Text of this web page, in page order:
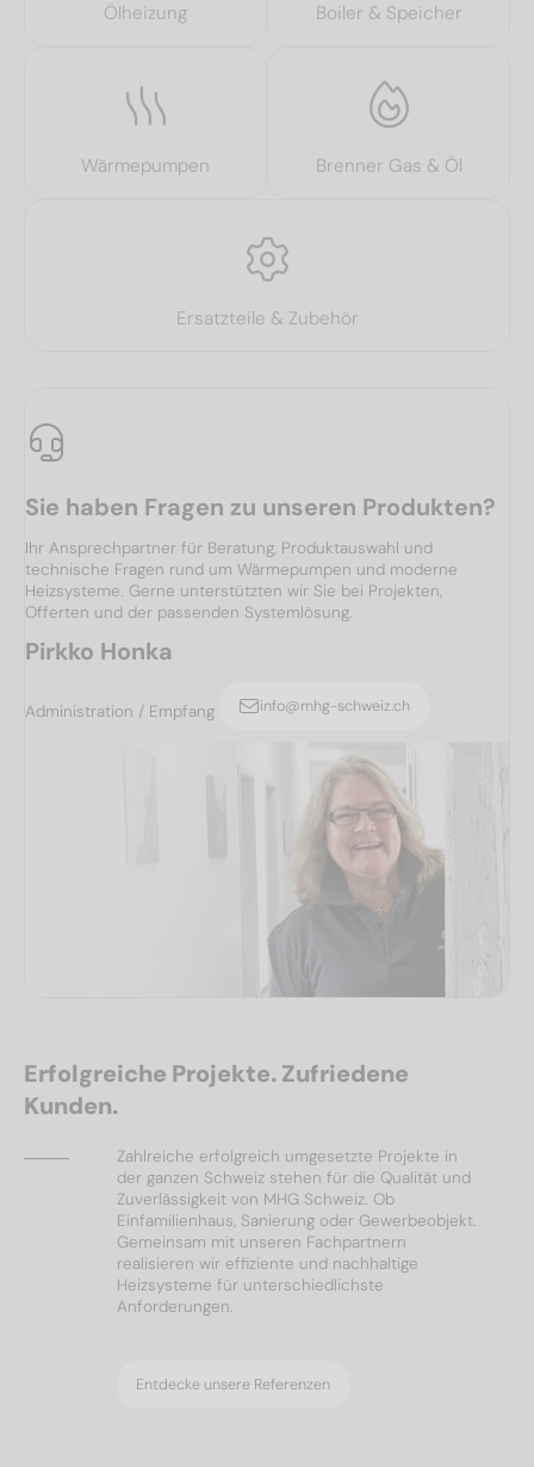
Ölheizung Boiler & Speicher
Wärmepumpen Brenner Gas & Öl
Ersatzteile & Zubehör
Sie haben Fragen zu unseren Produkten?
Ihr Ansprechpartner für Beratung, Produktauswahl und
technische Fragen rund um Wärmepumpen und moderne
Heizsysteme. Gerne unterstützten wir Sie bei Projekten,
Offerten und der passenden Systemlösung.
Pirkko Honka
Administration / Empfang info@mhg-schweiz.ch
Erfolgreiche Projekte. Zufriedene
Kunden.
Zahlreiche erfolgreich umgesetzte Projekte in
der ganzen Schweiz stehen für die Qualität und
Zuverlässigkeit von MHG Schweiz. Ob
Einfamilienhaus, Sanierung oder Gewerbeobjekt.
Gemeinsam mit unseren Fachpartnern
realisieren wir effiziente und nachhaltige
Heizsysteme für unterschiedlichste
Anforderungen.
Entdecke unsere Referenzen